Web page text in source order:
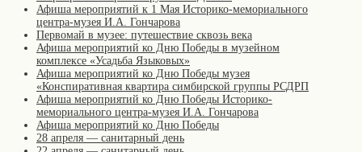
Афиша мероприятий к 1 Мая Историко-мемориального
центра-музея И.А. Гончарова
Первомай в музее: путешествие сквозь века
Афиша мероприятий ко Дню Победы в музейном
комплексе «Усадьба Языковых»
Афиша мероприятий ко Дню Победы музея
«Конспиративная квартира симбирской группы РСДРП
Афиша мероприятий ко Дню Победы Историко-
мемориального центра-музея И.А. Гончарова
Афиша мероприятий ко Дню Победы
28 апреля — санитарный день